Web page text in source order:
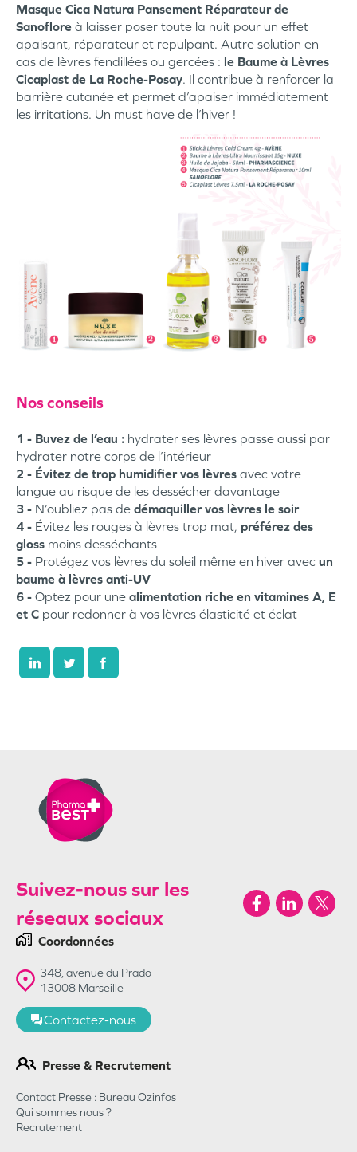
Masque Cica Natura Pansement Réparateur de
Sanoflore à laisser poser toute la nuit pour un effet
apaisant, réparateur et repulpant. Autre solution en
cas de lèvres fendillées ou gercées : le Baume à Lèvres
Cicaplast de La Roche-Posay. Il contribue à renforcer la
barrière cutanée et permet d’apaiser immédiatement
les irritations. Un must have de l’hiver !
Nos conseils
1 - Buvez de l’eau : hydrater ses lèvres passe aussi par
hydrater notre corps de l’intérieur
2 - Évitez de trop humidifier vos lèvres avec votre
langue au risque de les dessécher davantage
3 - N’oubliez pas de démaquiller vos lèvres le soir
4 - Évitez les rouges à lèvres trop mat, préférez des
gloss moins desséchants
5 - Protégez vos lèvres du soleil même en hiver avec un
baume à lèvres anti-UV
6 - Optez pour une alimentation riche en vitamines A, E
et C pour redonner à vos lèvres élasticité et éclat
Suivez-nous sur les
réseaux sociaux
Coordonnées
348, avenue du Prado
13008 Marseille
Contactez-nous
Presse & Recrutement
Contact Presse : Bureau Ozinfos
Qui sommes nous ?
Recrutement